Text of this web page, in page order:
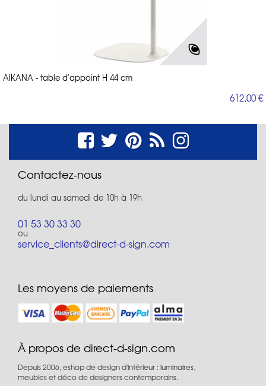
AIKANA - table d'appoint H 44 cm
612,00 €
Contactez-nous
du lundi au samedi de 10h à 19h
01 53 30 33 30
ou
service_clients@direct-d-sign.com
Les moyens de paiements
À propos de direct-d-sign.com
Depuis 2006, eshop de design d'intérieur : luminaires,
meubles et déco de designers contemporains.